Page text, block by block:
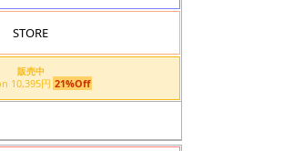
STORE
販売中
Amazon 10,395円 21%Off